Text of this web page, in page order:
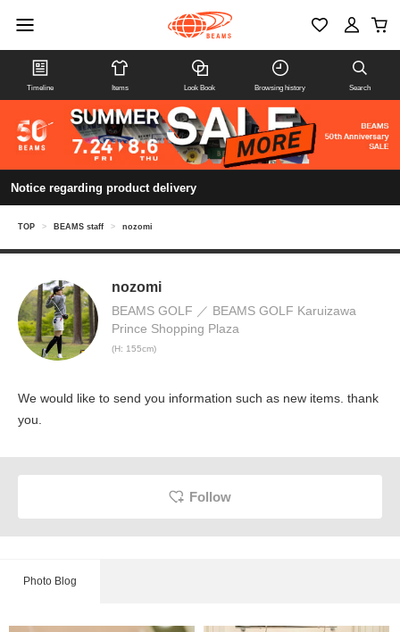
Timeline Items Look Book Browsing history Search
Notice regarding product delivery
TOP > BEAMS staff > nozomi
nozomi
BEAMS GOLF
BEAMS GOLF Karuizawa
Prince Shopping Plaza
(H: 155cm)
We would like to send you information such as new items. thank
you.
Follow
Photo Blog